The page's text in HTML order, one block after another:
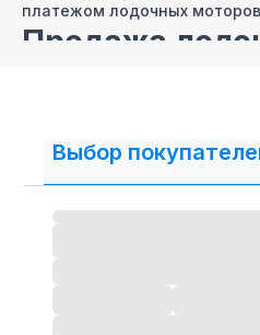
платежом лодочных моторов
Продажа
В нашем интернет
Выбор